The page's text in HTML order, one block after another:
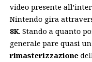
video presente
Nintendo gira
8K. Stando a quanto
generale pare quasi
rimasterizzazione